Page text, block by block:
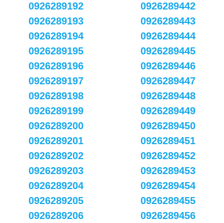
0926289192
0926289193
0926289194
0926289195
0926289196
0926289197
0926289198
0926289199
0926289200
0926289201
0926289202
0926289203
0926289204
0926289205
0926289206
0926289442
0926289443
0926289444
0926289445
0926289446
0926289447
0926289448
0926289449
0926289450
0926289451
0926289452
0926289453
0926289454
0926289455
0926289456